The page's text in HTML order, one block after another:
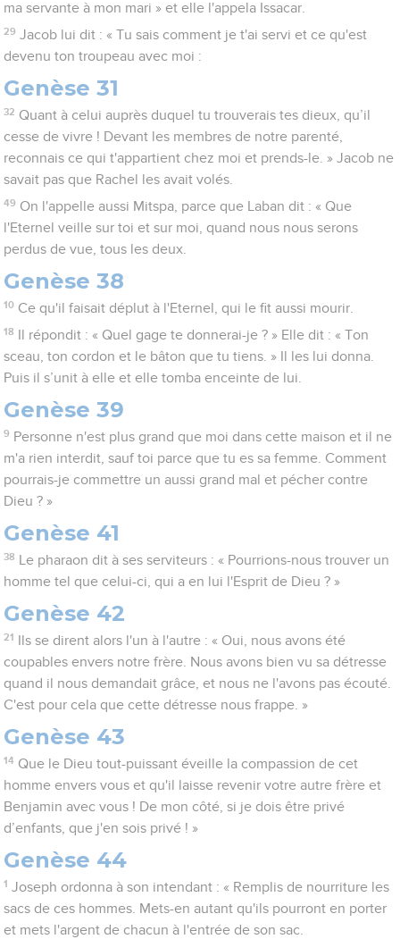
ma servante à mon mari » et elle l'appela Issacar.
29 Jacob lui dit : « Tu sais comment je t'ai servi et ce qu'est
devenu ton troupeau avec moi :
Genèse 31
32 Quant à celui auprès duquel tu trouverais tes dieux, qu’il
cesse de vivre ! Devant les membres de notre parenté,
reconnais ce qui t'appartient chez moi et prends-le. » Jacob ne
savait pas que Rachel les avait volés.
49 On l'appelle aussi Mitspa, parce que Laban dit : « Que
l'Eternel veille sur toi et sur moi, quand nous nous serons
perdus de vue, tous les deux.
Genèse 38
10 Ce qu'il faisait déplut à l'Eternel, qui le fit aussi mourir.
18
Il répondit : « Quel gage te donnerai-je ? » Elle dit : « Ton
sceau, ton cordon et le bâton que tu tiens. » Il les lui donna.
Puis il s’unit à elle et elle tomba enceinte de lui.
Genèse 39
9 Personne n'est plus grand que moi dans cette maison et il ne
m'a rien interdit, sauf toi parce que tu es sa femme. Comment
pourrais-je commettre un aussi grand mal et pécher contre
Dieu ? »
Genèse 41
38
Le pharaon dit à ses serviteurs : « Pourrions-nous trouver un
homme tel que celui-ci, qui a en lui l'Esprit de Dieu ? »
Genèse 42
21
Ils se dirent alors l'un à l'autre : « Oui, nous avons été
coupables envers notre frère. Nous avons bien vu sa détresse
quand il nous demandait grâce, et nous ne l'avons pas écouté.
C'est pour cela que cette détresse nous frappe. »
Genèse 43
14 Que le Dieu tout-puissant éveille la compassion de cet
homme envers vous et qu'il laisse revenir votre autre frère et
Benjamin avec vous ! De mon côté, si je dois être privé
d’enfants, que j'en sois privé ! »
Genèse 44
1 Joseph ordonna à son intendant : « Remplis de nourriture les
sacs de ces hommes. Mets-en autant qu'ils pourront en porter
et mets l'argent de chacun à l'entrée de son sac.